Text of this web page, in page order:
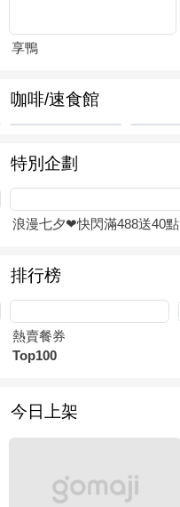
享鴨
咖啡/速食館
特別企劃
浪漫七夕❤快閃滿488送40點
排行榜
熱賣餐券
Top100
今日上架